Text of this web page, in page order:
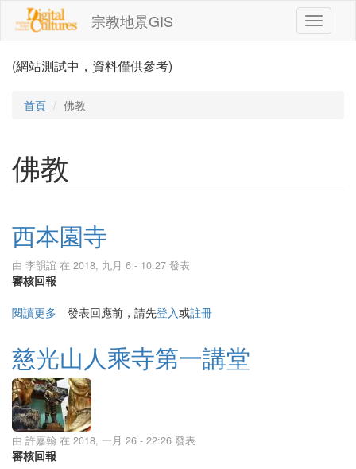
移至主內容
宗教地景GIS
Toggle
(網站測試中，資料僅供參考)
首頁 佛教
佛教
西本園寺
由 李韻誼 在 2018, 九月 6 - 10:27 發表
審核回報
閱讀更多 關於西本園寺
發表回應前，請先登入或註冊
慈光山人乘寺第一講堂
由 許嘉翰 在 2018, 一月 26 - 22:26 發表
審核回報